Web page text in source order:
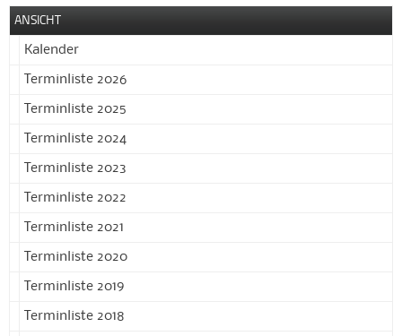
ANSICHT
Kalender
Terminliste 2026
Terminliste 2025
Terminliste 2024
Terminliste 2023
Terminliste 2022
Terminliste 2021
Terminliste 2020
Terminliste 2019
Terminliste 2018